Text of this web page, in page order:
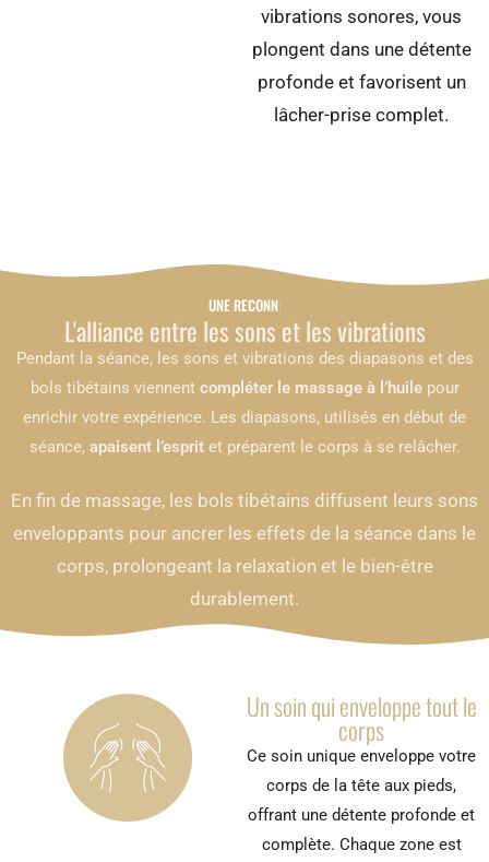
vibrations sonores, vous
plongent dans une détente
profonde et favorisent un
lâcher-prise complet.
UNE RECONNEXION P
L'alliance entre les sons et les vibrations
Pendant la séance, les sons et vibrations des diapasons et des
bols tibétains viennent compléter le massage à l’huilepour
enrichir votre expérience. Les diapasons, utilisés en début de
séance, apaisent l’espritet préparent le corps à se relâcher.
En fin de massage, les bols tibétains diffusent leurs sons
enveloppants pour ancrer les effets de la séance dans le
corps, prolongeant la relaxation et le bien-être
durablement.
Un soin qui enveloppe tout le
corps
Ce soin unique enveloppe votre
corps de la tête aux pieds,
offrant une détente profonde et
complète. Chaque zone est